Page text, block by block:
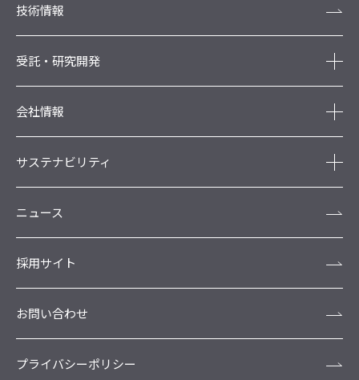
技術情報
受託・研究開発
会社情報
サステナビリティ
ニュース
採用サイト
お問い合わせ
プライバシーポリシー